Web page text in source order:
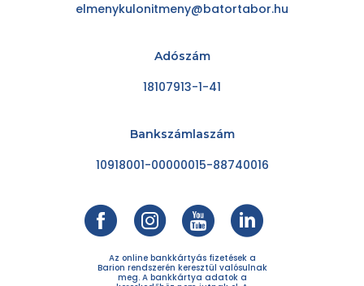
elmenykulonitmeny@batortabor.hu
Adószám
18107913-1-41
Bankszámlaszám
10918001-00000015-88740016
Az online bankkártyás fizetések a
Barion rendszerén keresztül valósulnak
meg. A bankkártya adatok a